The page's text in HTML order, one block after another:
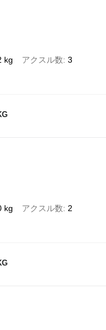
kg アクスル数 3
kg アクスル数 2